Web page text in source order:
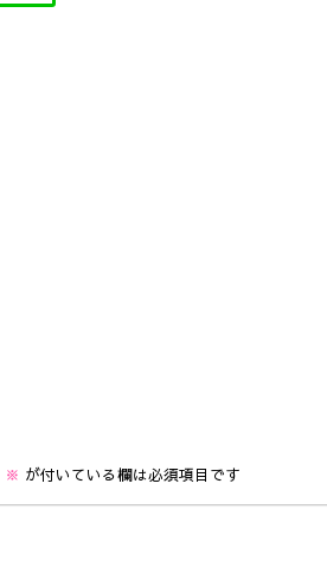
※ が付いている欄は必須項目です